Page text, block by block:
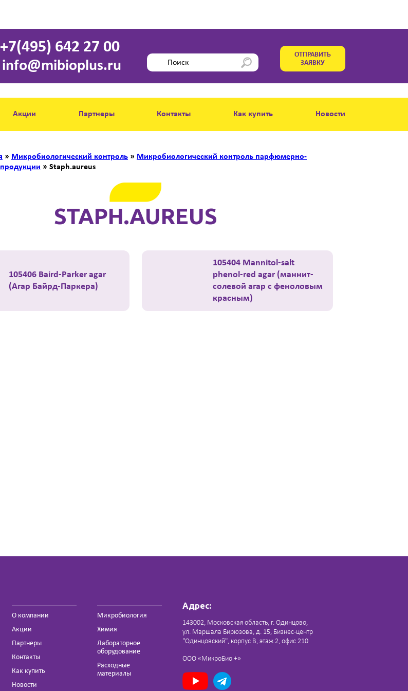
+7(495) 642 27 00
info@mibioplus.ru
ОТПРАВИТЬ
ЗАЯВКУ
Акции Партнеры Контакты Как купить Новости
» Микробиологический контроль » Микробиологический контроль парфюмерно-
» Staph.aureus
STAPH.AUREUS
105406 Baird-Parker agar
(Агар Байрд-Паркера)
105404 Mannitol-salt
phenol-red agar (маннит-
солевой агар с феноловым
красным)
О компании
Акции
Партнеры
Контакты
Как купить
Новости
Микробиология
Химия
Лабораторное
оборудование
Расходные
материалы
Адрес:
143002, Московская область, г. Одинцово,
ул. Маршала Бирюзова, д. 15, Бизнес-центр
"Одинцовский", корпус В, этаж 2, офис 210
ООО «МикроБио +»